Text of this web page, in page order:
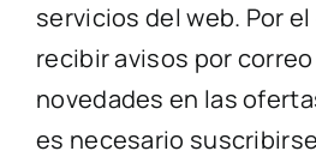
servicios del web. Por
recibir avisos por
novedades en las
es necesario